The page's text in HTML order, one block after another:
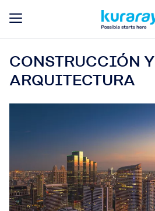
CONSTRUCCIÓN Y
ARQUITECTURA